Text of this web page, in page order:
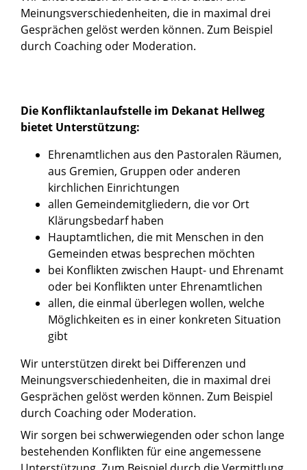
Meinungsverschiedenheiten, die in maximal drei
Gesprächen gelöst werden können. Zum Beispiel
durch Coaching oder Moderation.
Die Konfliktanlaufstelle im Dekanat Hellweg
bietet Unterstützung:
Ehrenamtlichen aus den Pastoralen Räumen,
aus Gremien, Gruppen oder anderen
kirchlichen Einrichtungen
allen Gemeindemitgliedern, die vor Ort
Klärungsbedarf haben
Hauptamtlichen, die mit Menschen in den
Gemeinden etwas besprechen möchten
bei Konflikten zwischen Haupt- und Ehrenamt
oder bei Konflikten unter Ehrenamtlichen
allen, die einmal überlegen wollen, welche
Möglichkeiten es in einer konkreten Situation
gibt
Wir unterstützen direkt bei Differenzen und
Meinungsverschiedenheiten, die in maximal drei
Gesprächen gelöst werden können. Zum Beispiel
durch Coaching oder Moderation.
Wir sorgen bei schwerwiegenden oder schon lange
bestehenden Konflikten für eine angemessene